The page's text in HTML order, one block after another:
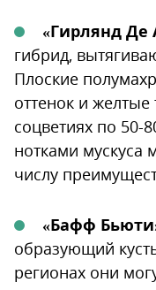
«Гирлянд Де
гибрид,
Плоские
оттенок и
соцветиях по 50-
нотками мускуса
числу
«Бафф
образующий
регионах они